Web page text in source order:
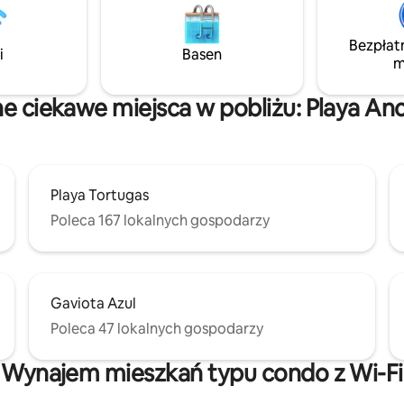
zespół
szybkie, spersonalizowane
zachody słońca. ✨
zakończeniu wakacji.
masażu, stojak na ubrania,
odzieży, stojak na bagaż. W
spaceru od wielu restauracji/
plażowych. **CENY RÓŻNIĄ
SPRAWDŹ CENĘ DLA
REZERWACJI**
Basen
ciekawe miejsca w pobliżu: Playa
Playa Tortugas
Poleca 167 lokalnych gospodarzy
Gaviota Azul
Poleca 47 lokalnych gospodarzy
Wynajem mieszkań typu condo z Wi-Fi